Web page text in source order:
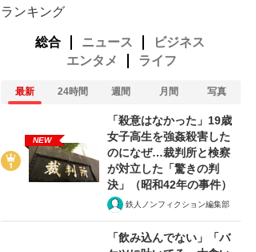
ランキング
総合 ニュース
ビジネス
エンタメ
ライフ
最新 24時間 週間 月間 写真
NEW
「殺意はなかった」19歳
女子高生を強姦殺害した
のになぜ…裁判所と検察
が対立した「驚きの判
決」（昭和42年の事件）
鉄人ノンフィクション編集部
「飲み込んでない」「バ